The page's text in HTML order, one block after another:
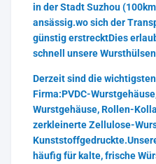
in der Stadt Suzhou
ansässig.wo sich der
günstig erstrecktDies
schnell unsere
Derzeit sind die
Firma:PVDC-
Wurstgehäuse, Rollen-
zerkleinerte Zellulose-
Kunststoffgedruckte.
häufig für kalte, frische